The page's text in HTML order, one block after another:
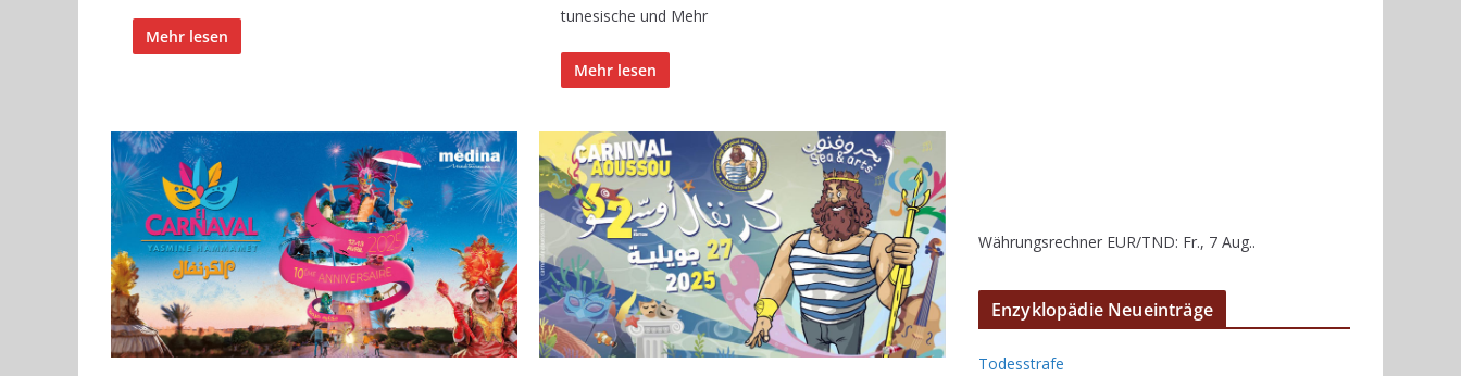
Mehr lesen
tunesische und Mehr
Mehr lesen
Währungsrechner EUR/TND: Fr., 7 Aug..
Enzyklopädie Neueinträge
Todesstrafe